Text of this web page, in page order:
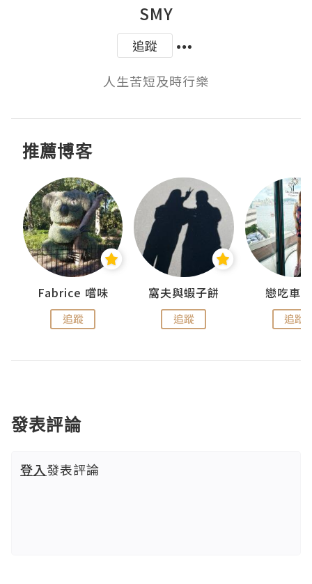
SMY
追蹤
人生苦短及時行樂
推薦博客
Fabrice 嚐味
追蹤
窩夫與蝦子餅
追蹤
戀吃車
追蹤
發表評論
登入發表評論